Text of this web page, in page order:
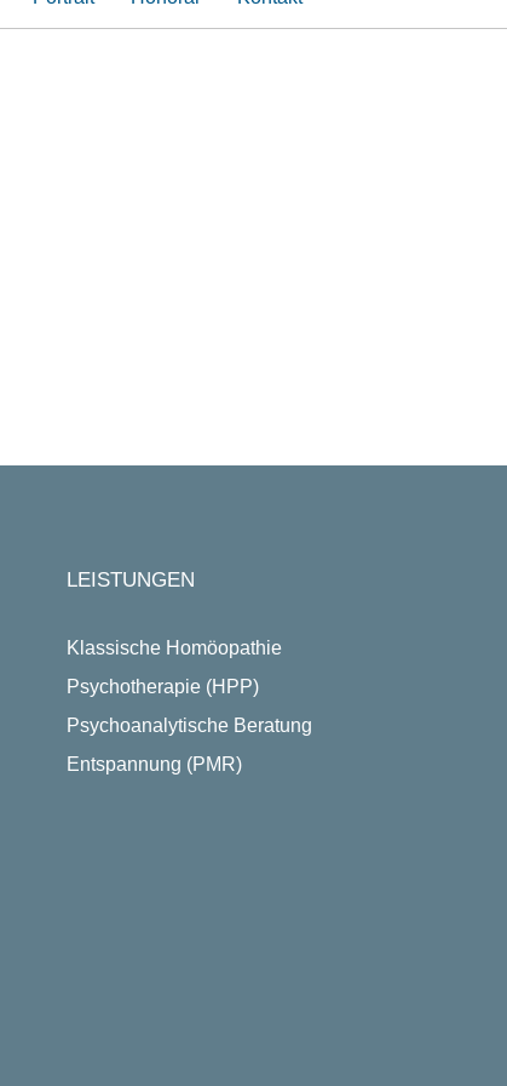
LEISTUNGEN
Klassische Homöopathie
Psychotherapie (HPP)
Psychoanalytische Beratung
Entspannung (PMR)